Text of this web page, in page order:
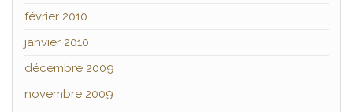
février 2010
janvier 2010
décembre 2009
novembre 2009